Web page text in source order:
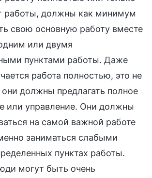
работы, должны как минимум
свою основную работу вместе
или двумя
пунктами работы. Даже
работа полностью, это не
они должны предлагать полное
или управление. Они должны
на самой важной работе
заниматься слабыми
пунктах работы.
могут быть очень